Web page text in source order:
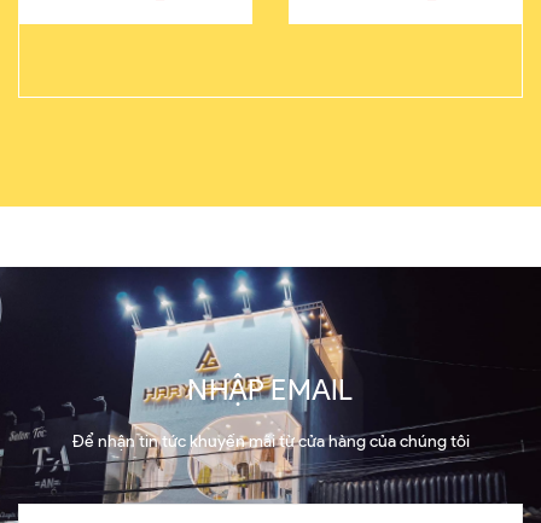
NHẬP EMAIL
Để nhận tin tức khuyến mãi từ cửa hàng của chúng tôi